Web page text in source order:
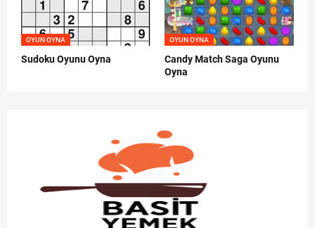
OYUN OYNA
Sudoku Oyunu Oyna
OYUN OYNA
Candy Match Saga Oyunu
Oyna